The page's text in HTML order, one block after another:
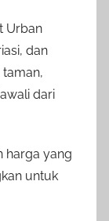
Urban
dan
dari
harga yang
untuk